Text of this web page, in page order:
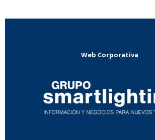
Web Corporativa